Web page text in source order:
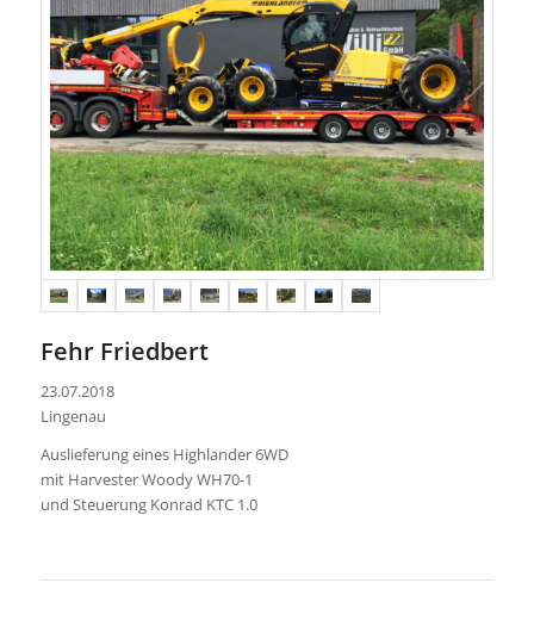
Fehr Friedbert
23.07.2018
Lingenau
Auslieferung eines Highlander 6WD
mit Harvester Woody WH70-1
und Steuerung Konrad KTC 1.0